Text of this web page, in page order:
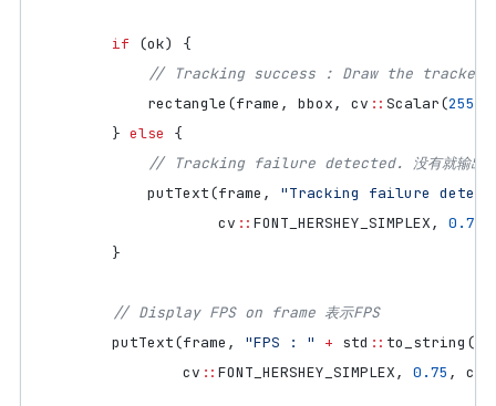
if (ok) {
rectangle (frame , bbox, cv :: Scalar(255
} else {
putText(frame ,
"Tracking failure
cv :: FONT_HERSHEY_SIMPLEX, 0.75
}
putText(frame , "FPS : " + std :: to_string (
cv :: FONT_HERSHEY_SIMPLEX, 0.75 , cv